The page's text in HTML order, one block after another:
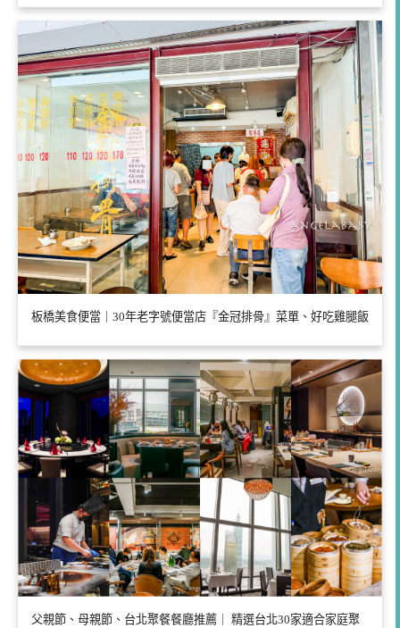
板橋美食便當｜30年老字號便當店『金冠排骨』菜單、好吃雞腿飯
父親節、母親節、台北聚餐餐廳推薦｜ 精選台北30家適合家庭聚